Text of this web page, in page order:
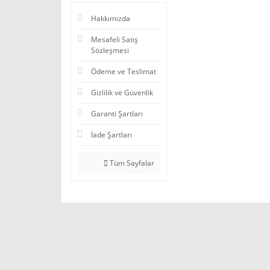
Hakkımızda
Mesafeli Satış
Sözleşmesi
Ödeme ve Teslimat
Gizlilik ve Güvenlik
Garanti Şartları
İade Şartları
Tüm Sayfalar